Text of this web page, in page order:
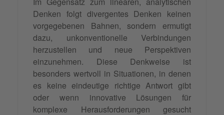
Denken folgt divergentes Denken keinen
vorgegebenen Bahnen, sondern ermutigt
dazu, unkonventionelle Verbindungen
herzustellen und neue Perspektiven
einzunehmen. Diese Denkweise ist
besonders wertvoll in Situationen, in denen
es keine eindeutige richtige Antwort gibt
oder wenn innovative Lösungen für
komplexe Herausforderungen gesucht